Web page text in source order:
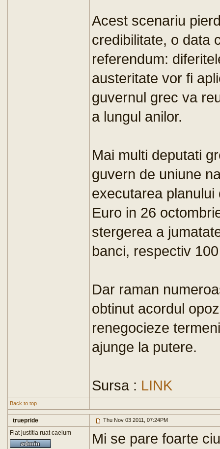
Acest scenariu
credibilitate, o data
referendum:
austeritate vor fi
guvernul grec va
a lungul anilor.
Mai multi deputati
guvern de uniune
executarea
Euro in 26
stergerea a
banci, respectiv
Dar raman
obtinut acordul
renegocieze
ajunge la putere.
Sursa : LINK
Back to top
truepride Thu Nov 03 2011, 07:24PM
Fiat justitia ruat caelum
Mi se pare foarte